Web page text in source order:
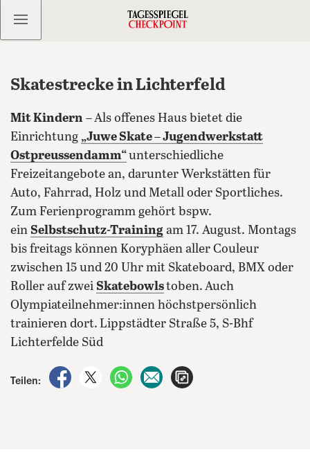
Kostenlos anmelden
Skatestrecke in Lichterfeld
Mit Kindern –Als offenes Haus bietet die
Einrichtung „Juwe Skate – Jugendwerkstatt
Ostpreussendamm“unterschiedliche
Freizeitangebote an, darunter Werkstätten für
Auto, Fahrrad, Holz und Metall oder Sportliches.
Zum Ferienprogramm gehört bspw.
ein Selbstschutz-Training am 17. August. Montags
bis freitags können Koryphäen aller Couleur
zwischen 15 und 20 Uhr mit Skateboard, BMX oder
Roller auf zwei Skatebowlstoben. Auch
Olympiateilnehmer:innen höchstpersönlich
trainieren dort. Lippstädter Straße 5, S-Bhf
Lichterfelde Süd
Teilen:
auf Facebook teilen
auf X teilenper WhatsApp teilen
per E-Mail teilen